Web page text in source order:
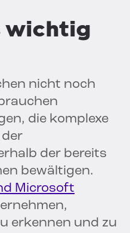
wichtig
nicht noch
die komplexe
der bereits
bewältigen.
Microsoft
erkennen und zu